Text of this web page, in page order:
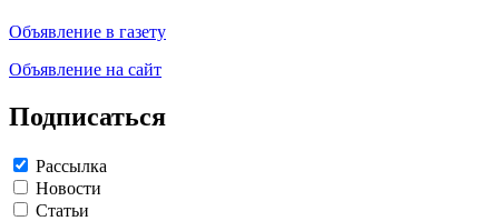
Объявление в газету
Объявление на сайт
Подписаться
Рассылка
Новости
Статьи